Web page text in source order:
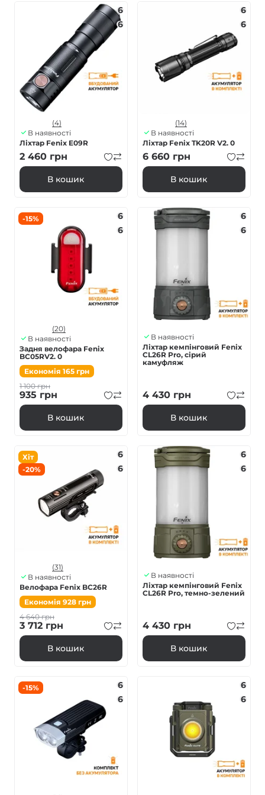
6
6
(4)
В наявності
Ліхтар Fenix E09R
2 460 грн
В кошик
6
6
(14)
В наявності
Ліхтар Fenix TK20R V2. 0
6 660 грн
В кошик
-15%
6
6
(20)
В наявності
Задня велофара Fenix
BC05RV2. 0
Економія 165 грн
1 100грн
935 грн
В кошик
6
6
В наявності
Ліхтар кемпінговий Fenix
CL26R Pro, сірий
камуфляж
4 430 грн
В кошик
Хіт
-20%
6
6
(31)
В наявності
Велофара Fenix BC26R
Економія 928 грн
4 640грн
3 712 грн
В кошик
6
6
В наявності
Ліхтар кемпінговий Fenix
CL26R Pro, темно-зелений
4 430 грн
В кошик
-15%
6
6
6
6